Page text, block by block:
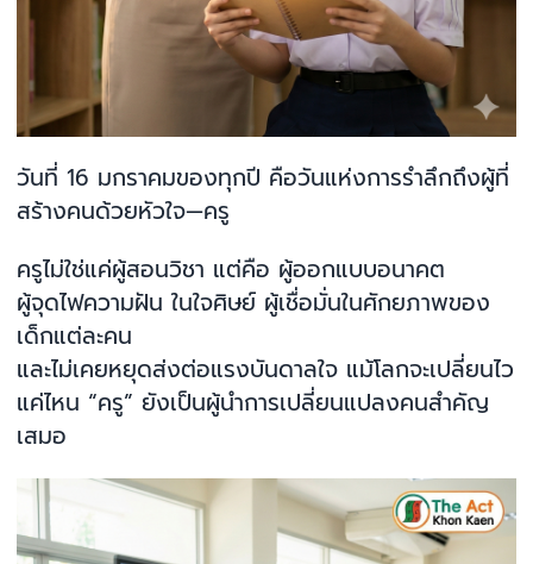
วันที่ 16 มกราคมของทุกปี คือวันแห่งการรำลึกถึงผู้ที่
สร้างคนด้วยหัวใจ—ครู
ครูไม่ใช่แค่ผู้สอนวิชา แต่คือ ผู้ออกแบบอนาคต
ผู้จุดไฟความฝัน ในใจศิษย์ ผู้เชื่อมั่นในศักยภาพของ
เด็กแต่ละคน
และไม่เคยหยุดส่งต่อแรงบันดาลใจ แม้โลกจะเปลี่ยนไว
แค่ไหน “ครู” ยังเป็นผู้นำการเปลี่ยนแปลงคนสำคัญ
เสมอ